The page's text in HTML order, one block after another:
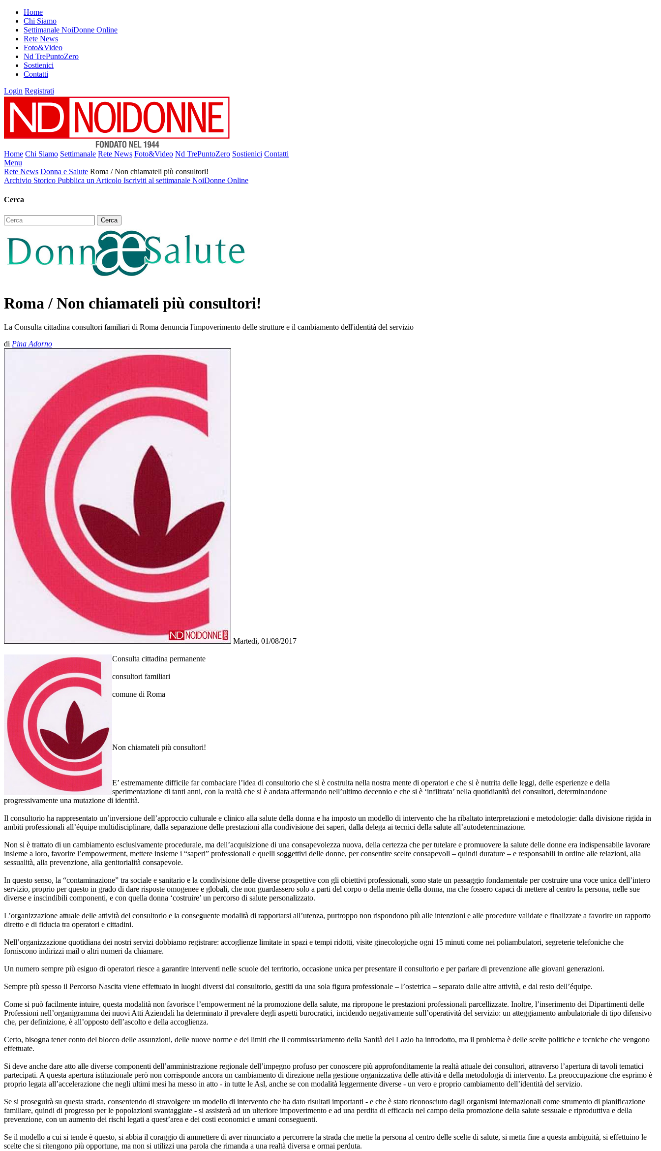
Home
Chi Siamo
Settimanale NoiDonne Online
Rete News
Foto&Video
Nd TrePuntoZero
Sostienici
Contatti
Login Registrati
Home Chi Siamo Settimanale Rete News Foto&Video Nd TrePuntoZero Sostienici Contatti
Menu
Rete News Donna e Salute Roma / Non chiamateli più consultori!
Archivio Storico Pubblica un Articolo Iscriviti al settimanale NoiDonne Online
Cerca
Roma / Non chiamateli più consultori!
La Consulta cittadina consultori familiari di Roma denuncia l'impoverimento delle strutture e il cambiamento dell'identità del servizio
di Pina Adorno
Martedi, 01/08/2017
Consulta cittadina permanente
consultori familiari
comune di Roma
Non chiamateli più consultori!
E’ estremamente difficile far combaciare l’idea di consultorio che si è costruita nella nostra mente di operatori e che si è nutrita delle leggi, delle esperienze e della
sperimentazione di tanti anni, con la realtà che si è andata affermando nell’ultimo decennio e che si è ‘infiltrata’ nella quotidianità dei consultori, determinandone
progressivamente una mutazione di identità.
Il consultorio ha rappresentato un’inversione dell’approccio culturale e clinico alla salute della donna e ha imposto un modello di intervento che ha ribaltato interpretazioni e metodologie: dalla divisione rigida in
ambiti professionali all’équipe multidisciplinare, dalla separazione delle prestazioni alla condivisione dei saperi, dalla delega ai tecnici della salute all’autodeterminazione.
Non si è trattato di un cambiamento esclusivamente procedurale, ma dell’acquisizione di una consapevolezza nuova, della certezza che per tutelare e promuovere la salute delle donne era indispensabile lavorare
insieme a loro, favorire l’empowerment, mettere insieme i “saperi” professionali e quelli soggettivi delle donne, per consentire scelte consapevoli – quindi durature – e responsabili in ordine alle relazioni, alla
sessualità, alla prevenzione, alla genitorialità consapevole.
In questo senso, la “contaminazione” tra sociale e sanitario e la condivisione delle diverse prospettive con gli obiettivi professionali, sono state un passaggio fondamentale per costruire una voce unica dell’intero
servizio, proprio per questo in grado di dare risposte omogenee e globali, che non guardassero solo a parti del corpo o della mente della donna, ma che fossero capaci di mettere al centro la persona, nelle sue
diverse e inscindibili componenti, e con quella donna ‘costruire’ un percorso di salute personalizzato.
L’organizzazione attuale delle attività del consultorio e la conseguente modalità di rapportarsi all’utenza, purtroppo non rispondono più alle intenzioni e alle procedure validate e finalizzate a favorire un rapporto
diretto e di fiducia tra operatori e cittadini.
Nell’organizzazione quotidiana dei nostri servizi dobbiamo registrare: accoglienze limitate in spazi e tempi ridotti, visite ginecologiche ogni 15 minuti come nei poliambulatori, segreterie telefoniche che
forniscono indirizzi mail o altri numeri da chiamare.
Un numero sempre più esiguo di operatori riesce a garantire interventi nelle scuole del territorio, occasione unica per presentare il consultorio e per parlare di prevenzione alle giovani generazioni.
Sempre più spesso il Percorso Nascita viene effettuato in luoghi diversi dal consultorio, gestiti da una sola figura professionale – l’ostetrica – separato dalle altre attività, e dal resto dell’équipe.
Come si può facilmente intuire, questa modalità non favorisce l’empowerment né la promozione della salute, ma ripropone le prestazioni professionali parcellizzate. Inoltre, l’inserimento dei Dipartimenti delle
Professioni nell’organigramma dei nuovi Atti Aziendali ha determinato il prevalere degli aspetti burocratici, incidendo negativamente sull’operatività del servizio: un atteggiamento ambulatoriale di tipo difensivo
che, per definizione, è all’opposto dell’ascolto e della accoglienza.
Certo, bisogna tener conto del blocco delle assunzioni, delle nuove norme e dei limiti che il commissariamento della Sanità del Lazio ha introdotto, ma il problema è delle scelte politiche e tecniche che vengono
effettuate.
Si deve anche dare atto alle diverse componenti dell’amministrazione regionale dell’impegno profuso per conoscere più approfonditamente la realtà attuale dei consultori, attraverso l’apertura di tavoli tematici
partecipati. A questa apertura istituzionale però non corrisponde ancora un cambiamento di direzione nella gestione organizzativa delle attività e della metodologia di intervento. La preoccupazione che esprimo è
proprio legata all’accelerazione che negli ultimi mesi ha messo in atto - in tutte le Asl, anche se con modalità leggermente diverse - un vero e proprio cambiamento dell’identità del servizio.
Se si proseguirà su questa strada, consentendo di stravolgere un modello di intervento che ha dato risultati importanti - e che è stato riconosciuto dagli organismi internazionali come strumento di pianificazione
familiare, quindi di progresso per le popolazioni svantaggiate - si assisterà ad un ulteriore impoverimento e ad una perdita di efficacia nel campo della promozione della salute sessuale e riproduttiva e della
prevenzione, con un aumento dei rischi legati a quest’area e dei costi economici e umani conseguenti.
Se il modello a cui si tende è questo, si abbia il coraggio di ammettere di aver rinunciato a percorrere la strada che mette la persona al centro delle scelte di salute, si metta fine a questa ambiguità, si effettuino le
scelte che si ritengono più opportune, ma non si utilizzi una parola che rimanda a una realtà diversa e ormai perduta.